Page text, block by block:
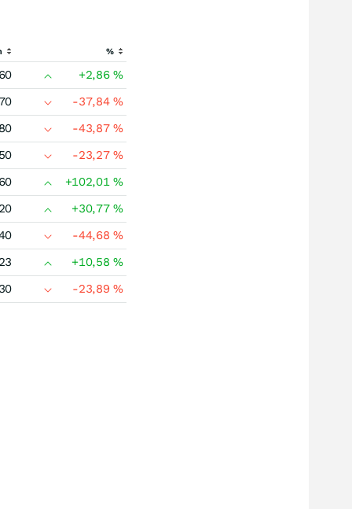
%
+2,86%
-37,84%
-43,87%
-23,27%
+102,01%
+30,77%
-44,68%
+10,58%
-23,89%